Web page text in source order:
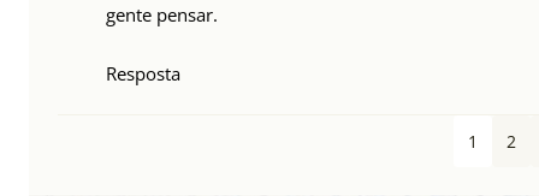
gente pensar.
Resposta
1 2